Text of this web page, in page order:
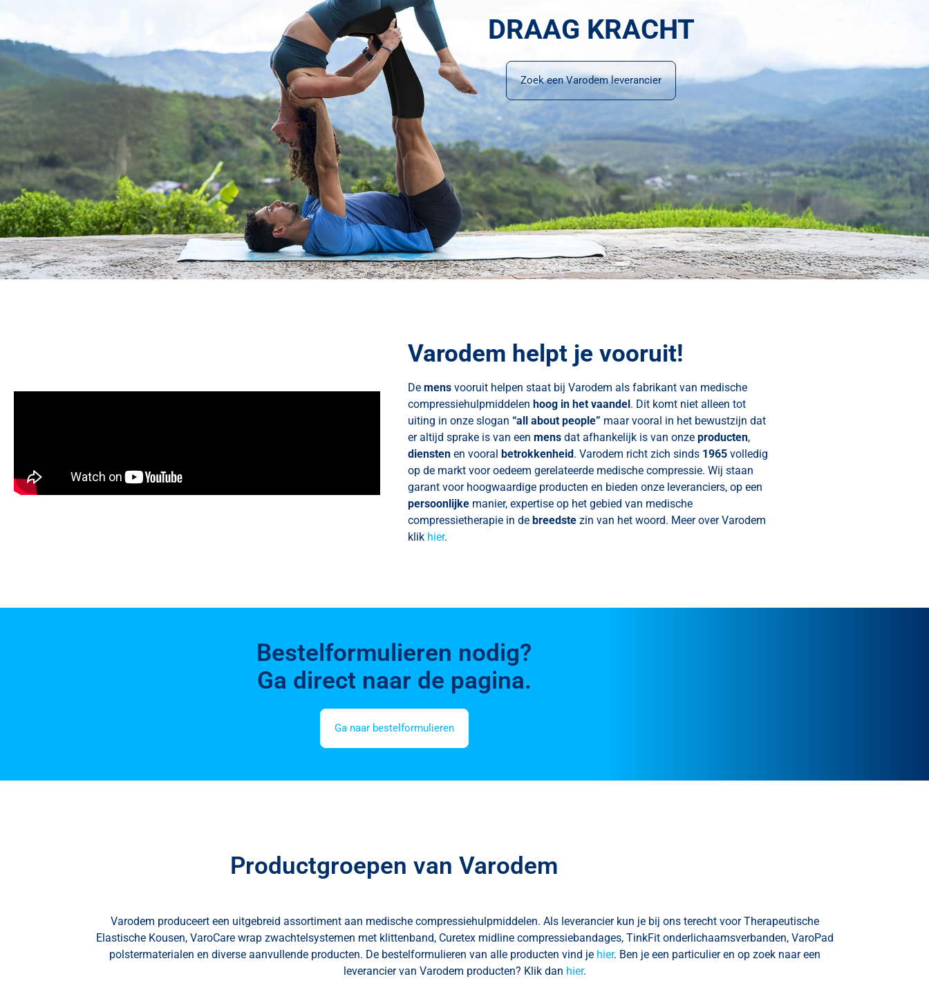
DRAAG KRACHT
Zoek een Varodem leverancier
Varodem helpt je vooruit!
De mens vooruit helpen staat bij Varodem als fabrikant van medische
compressiehulpmiddelen hoog in het vaandel. Dit komt niet alleen tot
uiting in onze slogan “all about people” maar vooral in het bewustzijn dat
er altijd sprake is van een mens dat afhankelijk is van onze producten,
diensten en vooral betrokkenheid. Varodem richt zich sinds 1965 volledig
op de markt voor oedeem gerelateerde medische compressie. Wij staan
garant voor hoogwaardige producten en bieden onze leveranciers, op een
persoonlijke manier, expertise op het gebied van medische
compressietherapie in de breedste zin van het woord. Meer over Varodem
klik hier.
Bestelformulieren nodig?
Ga direct naar de pagina.
Ga naar bestelformulieren
Productgroepen van Varodem
Varodem produceert een uitgebreid assortiment aan medische compressiehulpmiddelen. Als leverancier kun je bij ons terecht voor Therapeutische
Elastische Kousen, VaroCare wrap zwachtelsystemen met klittenband, Curetex midline compressiebandages, TinkFit onderlichaamsverbanden, VaroPad
polstermaterialen en diverse aanvullende producten. De bestelformulieren van alle producten vind je hier. Ben je een particulier en op zoek naar een
leverancier van Varodem producten? Klik dan hier.